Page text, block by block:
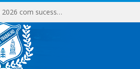
São Miguel do Guamá encerra os Jogos de Verão 2026 com sucesso de público e competições.